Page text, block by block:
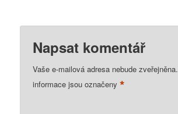
Napsat komentář
Vaše e-mailová adresa nebude zveřejněna.
informace jsou označeny*